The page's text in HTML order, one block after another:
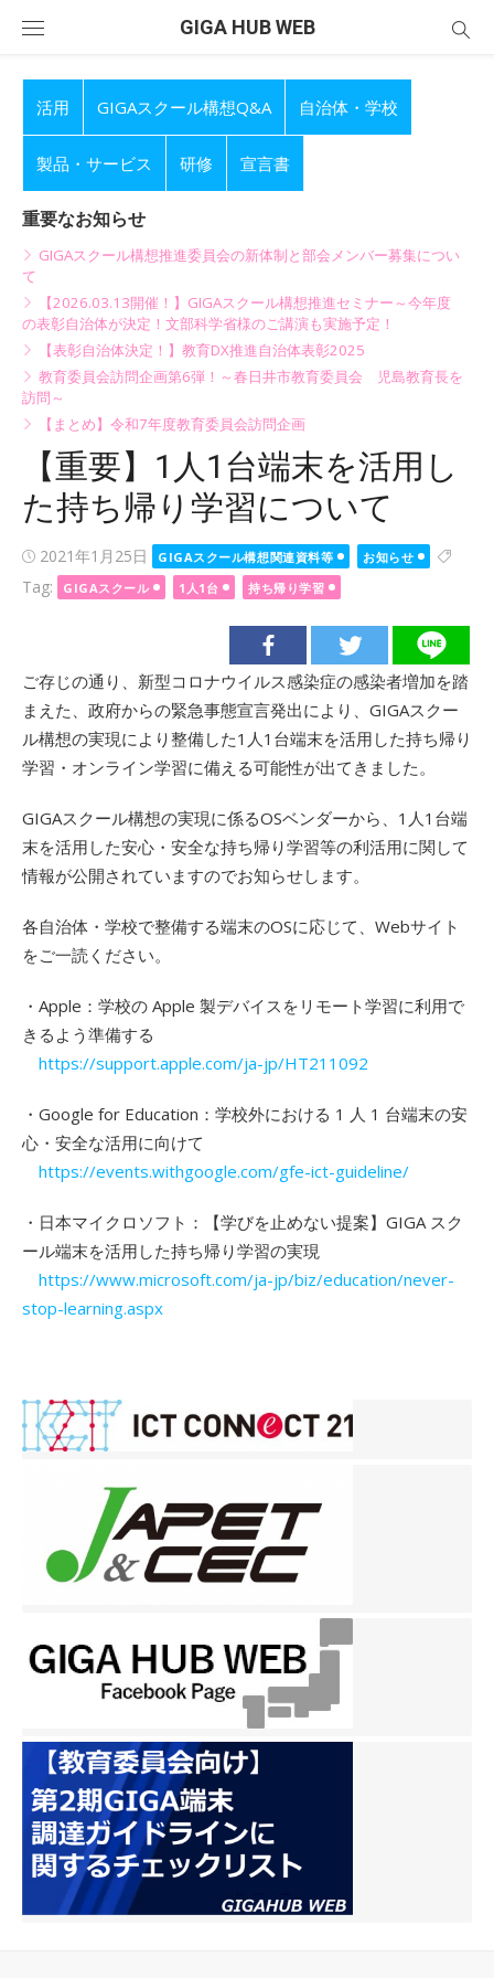
GIGA HUB WEB
活用 GIGAスクール構想Q&A 自治体・学校
製品・サービス 研修 宣言書
重要なお知らせ
GIGAスクール構想推進委員会の新体制と部会メンバー募集につい
て
【2026.03.13開催！】GIGAスクール構想推進セミナー～今年度
の表彰自治体が決定！文部科学省様のご講演も実施予定！
【表彰自治体決定！】教育DX推進自治体表彰2025
教育委員会訪問企画第6弾！～春日井市教育委員会 児島教育長を
訪問～
【まとめ】令和7年度教育委員会訪問企画
【重要】1人1台端末を活用し
た持ち帰り学習について
Posted
on
2021年1月25日 GIGAスクール構想関連資料等 お知らせ
Tag: GIGAスクール 1人1台 持ち帰り学習
ご存じの通り、新型コロナウイルス感染症の感染者増加を踏
まえた、政府からの緊急事態宣言発出により、GIGAスクー
ル構想の実現により整備した1人1台端末を活用した持ち帰り
学習・オンライン学習に備える可能性が出てきました。
GIGAスクール構想の実現に係るOSベンダーから、1人1台端
末を活用した安心・安全な持ち帰り学習等の利活用に関して
情報が公開されていますのでお知らせします。
各自治体・学校で整備する端末のOSに応じて、Webサイト
をご一読ください。
・Apple：学校の Apple 製デバイスをリモート学習に利用で
きるよう準備する
https://support.apple.com/ja-jp/HT211092
・Google for Education：学校外における 1 人 1 台端末の安
心・安全な活用に向けて
https://events.withgoogle.com/gfe-ict-guideline/
・日本マイクロソフト：【学びを止めない提案】GIGA スク
ール端末を活用した持ち帰り学習の実現
https://www.microsoft.com/ja-jp/biz/education/never-
stop-learning.aspx